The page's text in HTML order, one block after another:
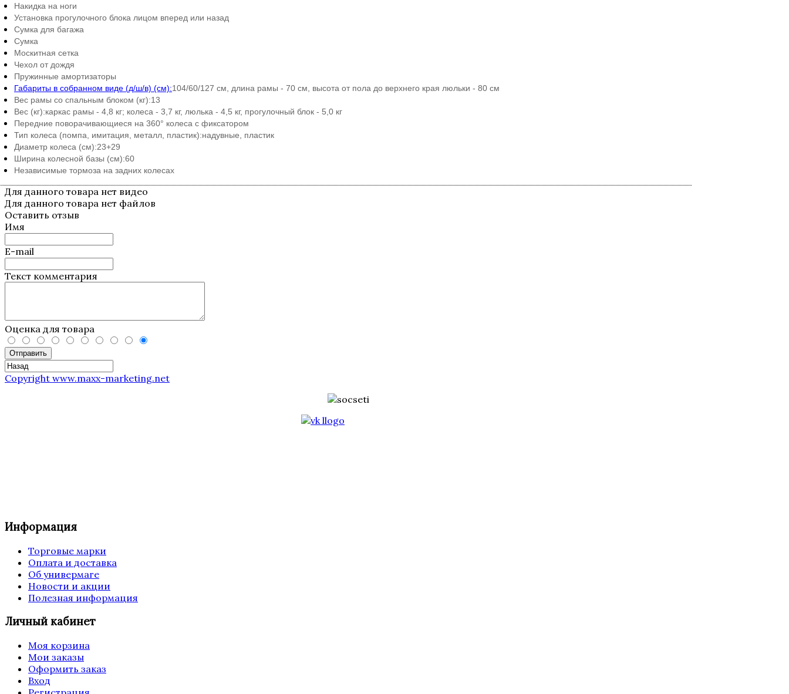
Накидка на ноги
Установка прогулочного блока лицом вперед или назад
Сумка для багажа
Сумка
Москитная сетка
Чехол от дождя
Пружинные амортизаторы
Габариты в собранном виде (д/ш/в) (см):104/60/127 см, длина рамы - 70 см, высота от пола до верхнего края люльки - 80 см
Вес рамы со спальным блоком (кг):13
Вес (кг):каркас рамы - 4,8 кг; колеса - 3,7 кг, люлька - 4,5 кг, прогулочный блок - 5,0 кг
Передние поворачивающиеся на 360° колеса с фиксатором
Тип колеса (помпа, имитация, металл, пластик):надувные, пластик
Диаметр колеса (см):23+29
Ширина колесной базы (см):60
Независимые тормоза на задних колесах
Для данного товара нет видео
Для данного товара нет файлов
Оставить отзыв
Имя
E-mail
Текст комментария
Оценка для товара
Отправить
Copyright www.maxx-marketing.net
Информация
Торговые марки
Оплата и доставка
Об универмаге
Новости и акции
Полезная информация
Личный кабинет
Моя корзина
Мои заказы
Оформить заказ
Вход